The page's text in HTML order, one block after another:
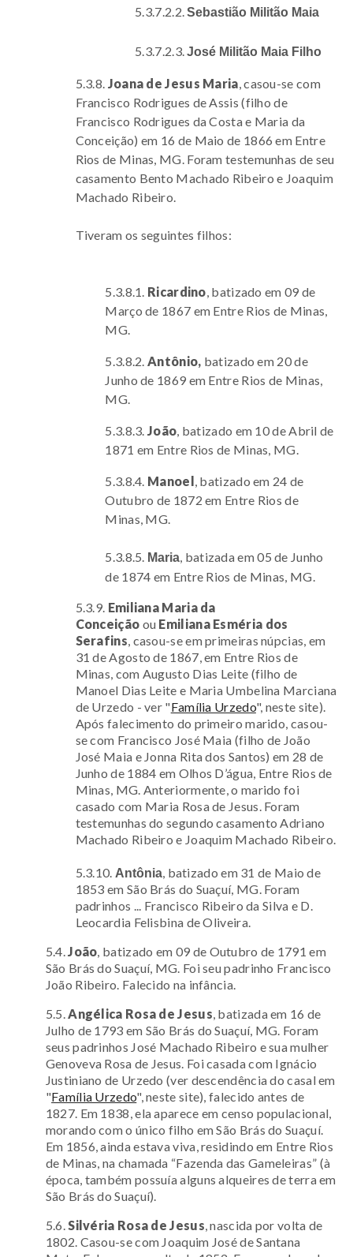
5.3.7.2.2.Sebastião Militão Maia
5.3.7.2.3.José Militão Maia Filho
5.3.8. Joana de Jesus Maria, casou-se com
Francisco Rodrigues de Assis (filho de
Francisco Rodrigues da Costa e Maria da
Conceição) em 16 de Maio de 1866 em Entre
Rios de Minas, MG. Foram testemunhas de seu
casamento Bento Machado Ribeiro e Joaquim
Machado Ribeiro.
Tiveram os seguintes filhos:
5.3.8.1. Ricardino, batizado em 09 de
Março de 1867 em Entre Rios de Minas,
MG.
5.3.8.2.Antônio, batizado em 20 de
Junho de 1869 em Entre Rios de Minas,
MG.
5.3.8.3.João, batizado em 10 de Abril de
1871 em Entre Rios de Minas, MG.
5.3.8.4. Manoel , batizado em 24 de
Outubro de 1872 em Entre Rios de
Minas, MG.
5.3.8.5. Maria, batizada em 05 de Junho
de 1874 em Entre Rios de Minas, MG.
5.3.9. Emiliana Maria da
Conceição ou Emiliana Esméria dos
Serafins, casou-se em primeiras núpcias, em
31 de Agosto de 1867, em Entre Rios de
Minas, com Augusto Dias Leite (filho de
Manoel Dias Leite e Maria Umbelina Marciana
de Urzedo - ver "Família Urzedo", neste site).
Após falecimento do primeiro marido, casou-
se com Francisco José Maia (filho de João
José Maia e Jonna Rita dos Santos) em 28 de
Junho de 1884 em Olhos D’água, Entre Rios de
Minas, MG. Anteriormente, o marido foi
casado com Maria Rosa de Jesus. Foram
testemunhas do segundo casamento Adriano
Machado Ribeiro e Joaquim Machado Ribeiro.
5.3.10. Antônia, batizado em 31 de Maio de
1853 em São Brás do Suaçuí, MG. Foram
padrinhos ... Francisco Ribeiro da Silva e D.
Leocardia Felisbina de Oliveira.
5.4.João, batizado em 09 de Outubro de 1791 em
São Brás do Suaçuí, MG. Foi seu padrinho Francisco
João Ribeiro. Falecido na infância.
5.5.Angélica Rosa de Jesus, batizada em 16 de
Julho de 1793 em São Brás do Suaçuí, MG. Foram
seus padrinhos José Machado Ribeiro e sua mulher
Genoveva Rosa de Jesus. Foi casada com Ignácio
Justiniano de Urzedo (ver descendência do casal em
"Família Urzedo", neste site), falecido antes de
1827. Em 1838, ela aparece em censo populacional,
morando com o único filho em São Brás do Suaçuí.
Em 1856, ainda estava viva, residindo em Entre Rios
de Minas, na chamada “Fazenda das Gameleiras” (à
época, também possuía alguns alqueires de terra em
São Brás do Suaçuí).
5.6.Silvéria Rosa de Jesus, nascida por volta de
1802. Casou-se com Joaquim José de Santana